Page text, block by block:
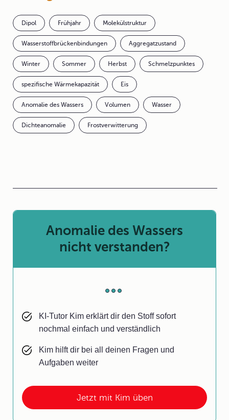
Dipol Frühjahr Molekülstruktur
Wasserstoffbrückenbindungen Aggregatzustand
Winter Sommer Herbst Schmelzpunktes
spezifische Wärmekapazität Eis
Anomalie des Wassers Volumen Wasser
Dichteanomalie Frostverwitterung
Jetzt mit Kim üben
Anomalie des Wassers
nicht verstanden?
KI-Tutor Kim erklärt dir den Stoff sofort
nochmal einfach und verständlich
Kim hilft dir bei all deinen Fragen und
Aufgaben weiter